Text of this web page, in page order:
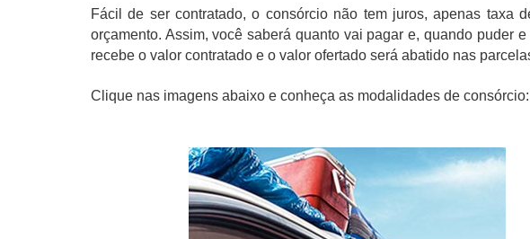
Fácil de ser contratado, o consórcio não tem juros, apenas taxa
orçamento. Assim, você saberá quanto vai pagar e, quando puder
recebe o valor contratado e o valor ofertado será abatido nas
Clique nas imagens abaixo e conheça as modalidades de consórcio: